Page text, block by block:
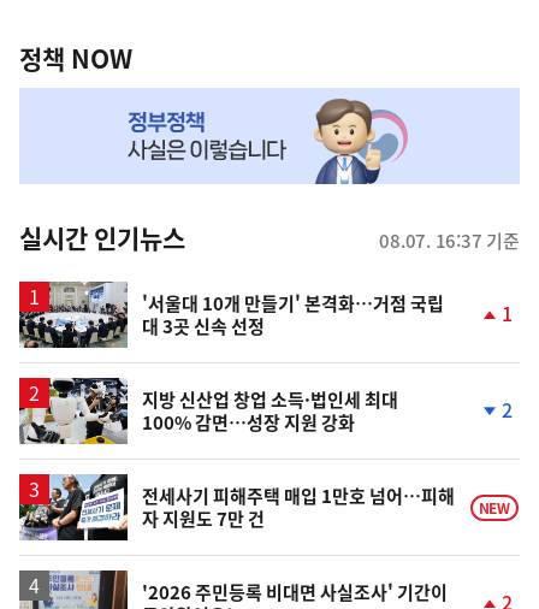
책
NOW,
뉴
스
정책 NOW
실시간 인기뉴스 08.07. 16:37 기준
'서울대 10개 만들기' 본격화…거점 국립
대 3곳 신속 선정
1
지방 신산업 창업 소득·법인세 최대
100% 감면…성장 지원 강화
락
2
전세사기 피해주택 매입 1만호 넘어…피해
자 지원도 7만 건
NEW
'2026 주민등록 비대면 사실조사' 기간이
2